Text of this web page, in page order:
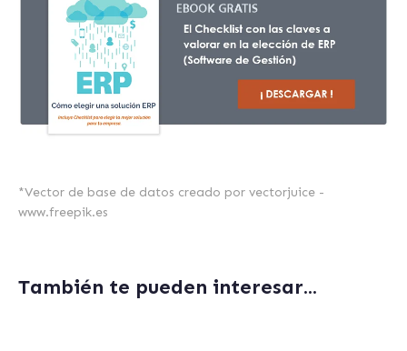
*Vector de base de datos creado por vectorjuice -
www.freepik.es
También te pueden interesar...